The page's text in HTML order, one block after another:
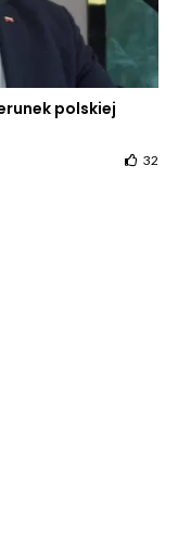
polskiej
32